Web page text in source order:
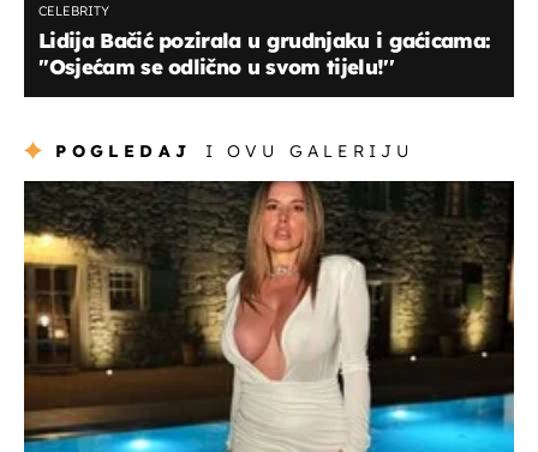
CELEBRITY
Lidija Bačić pozirala u grudnjaku i gaćicama:
''Osjećam se odlično u svom tijelu!''
POGLEDAJ I OVU GALERIJU